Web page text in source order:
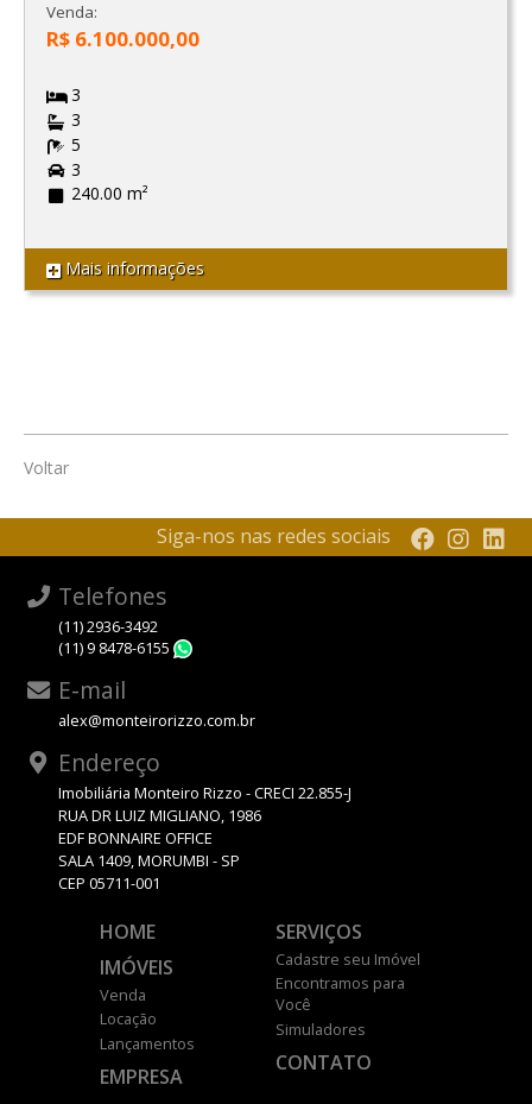
Venda:
R$ 6.100.000,00
3
3
5
3
240.00 m²
Mais informações
Voltar
Siga-nos nas redes sociais
Telefones
(11) 2936-3492
(11) 9 8478-6155
E-mail
alex@monteirorizzo.com.br
Endereço
Imobiliária Monteiro Rizzo - CRECI 22.855-J
RUA DR LUIZ MIGLIANO, 1986
EDF BONNAIRE OFFICE
SALA 1409, MORUMBI - SP
CEP 05711-001
HOME
IMÓVEIS
Venda
Locação
Lançamentos
EMPRESA
SERVIÇOS
Cadastre seu Imóvel
Encontramos para
Você
Simuladores
CONTATO